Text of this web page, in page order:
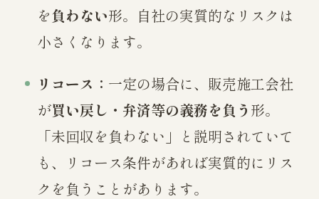
を負わない形。自社の実質的なリスクは
小さくなります。
リコース： 一定の場合に、販売施工会社
が買い戻し・弁済等の義務を負う 形。
「未回収を負わない」と説明されていて
も、リコース条件があれば実質的にリス
クを負うことがあります。